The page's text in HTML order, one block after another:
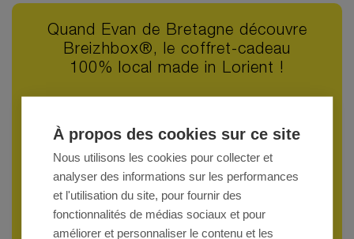
À propos des cookies sur ce site
Nous utilisons les cookies pour collecter et
analyser des informations sur les performances
et l'utilisation du site, pour fournir des
fonctionnalités de médias sociaux et pour
améliorer et personnaliser le contenu et les
Quand Evan de Bretagne découvre
Breizhbox®, le coffret-cadeau
100% local made in Lorient !
partage son expérience en images.
Diversité des séjours et activités proposés, performance du
service de réservation et qualité de l’accueil chez les
partenaires Breizhbox® : détendez-vous, on s’occupe de
tout !
Le plus dur sera de choisir votre séjour ;)